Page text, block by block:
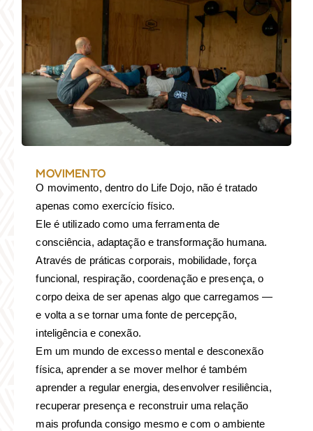
MOVIMENTO
O movimento, dentro do Life Dojo, não é tratado
apenas como exercício físico.
Ele é utilizado como uma ferramenta de
consciência, adaptação e transformação humana.
Através de práticas corporais, mobilidade, força
funcional, respiração, coordenação e presença, o
corpo deixa de ser apenas algo que carregamos —
e volta a se tornar uma fonte de percepção,
inteligência e conexão.
Em um mundo de excesso mental e desconexão
física, aprender a se mover melhor é também
aprender a regular energia, desenvolver resiliência,
recuperar presença e reconstruir uma relação
mais profunda consigo mesmo e com o ambiente